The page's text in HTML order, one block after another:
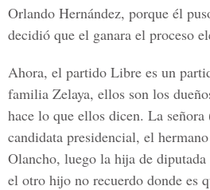
Orlando Hernández, porque él
decidió que el ganara el proceso
Ahora, el partido Libre es un
familia Zelaya, ellos son los
hace lo que ellos dicen. La
candidata presidencial, el
Olancho, luego la hija de
el otro hijo no recuerdo donde es